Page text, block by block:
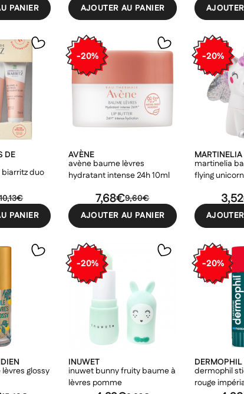
PANIER AJOUTER AU PANIER
DE
duo
10,13€
PANIER
-20%
AVÈNE
avène baume lèvres
hydratant intense 24h 10ml
9,60€
7,68€
AJOUTER AU PANIER
-20%
MARTINELIA
martinelia
flying unicorn
glossy
-20%
INUWET
inuwet bunny fruity baume à
lèvres pomme
-20%
dermophil
rouge